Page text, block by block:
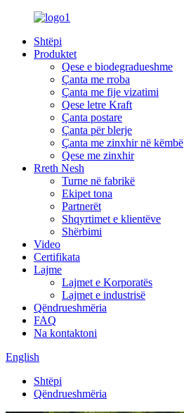
Shtëpi
Produktet
Qese e biodegradueshme
Çanta me rroba
Çanta me fije vizatimi
Qese letre Kraft
Çanta postare
Çanta për blerje
Çanta me zinxhir në këmbë
Qese me zinxhir
Rreth Nesh
Turne në fabrikë
Ekipet tona
Partnerët
Shqyrtimet e klientëve
Shërbimi
Video
Certifikata
Lajme
Lajmet e Korporatës
Lajmet e industrisë
Qëndrueshmëria
FAQ
Na kontaktoni
English
Shtëpi
Qëndrueshmëria